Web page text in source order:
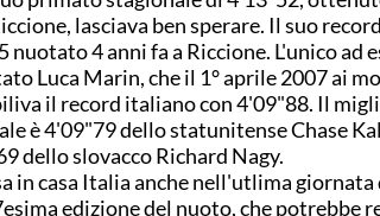
lasciava ben sperare. Il suo
nuotato 4 anni fa a Riccione. L'unico ad
Luca Marin, che il 1° aprile 2007 ai
il record italiano con 4'09"88. Il
è 4'09"79 dello statunitense Chase
dello slovacco Richard Nagy.
in casa Italia anche nell'utlima
edizione del nuoto, che potrebbe